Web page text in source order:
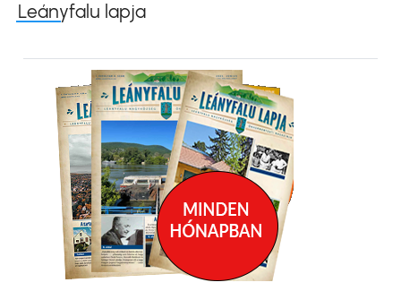
Leányfalu lapja